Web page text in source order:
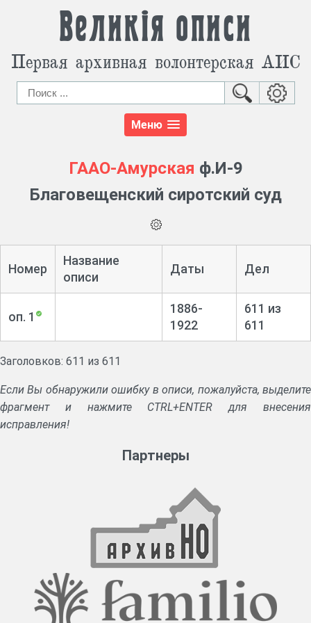
Великія описи
Первая архивная волонтерская АИС
Меню
ГААО-Амурская ф.И-9
Благовещенский сиротский суд
Номер
Название
описи
Даты Дел
оп. 1
1886-
1922
611 из
611
Заголовков: 611 из 611
Если Вы обнаружили ошибку в описи, пожалуйста, выделите
фрагмент и нажмите CTRL+ENTER для внесения
исправления!
Партнеры